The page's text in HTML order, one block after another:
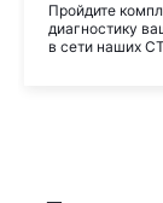
Пройдите
диагностику
в сети наших